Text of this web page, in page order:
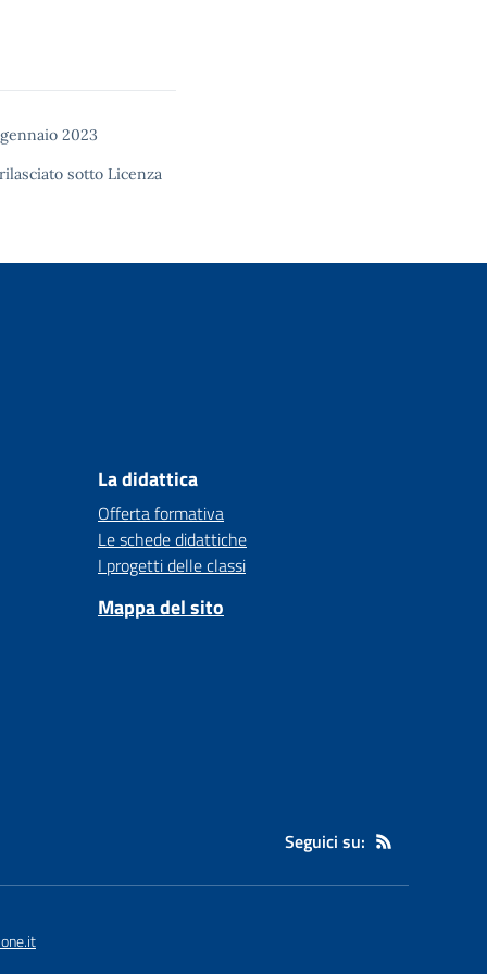
2023
sotto Licenza
La didattica
Offerta formativa
Le schede didattiche
I progetti delle classi
Mappa del sito
Seguici su: